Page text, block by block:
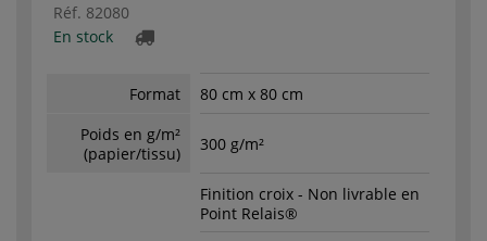
Réf. 82080
En stock
Format
80 cm x 80 cm
Poids en g/m²
(papier/tissu)
300 g/m²
Finition croix - Non livrable en
Point Relais®